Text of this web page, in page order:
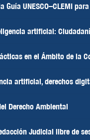
Guía UNESCO–CLEMI
artificial:
en el Ámbito de la
artificial, derechos
Derecho Ambiental
Judicial libre de